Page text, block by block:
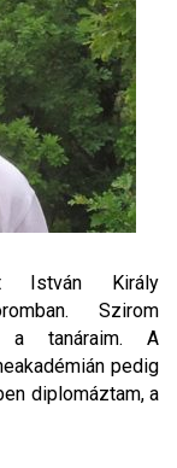
István Király
Szirom
a tanáraim. A
pedig
diplomáztam, a